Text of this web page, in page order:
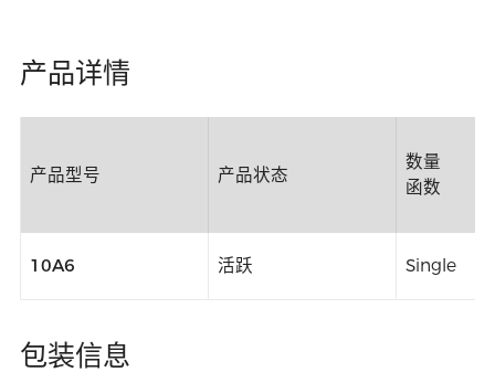
产品详情
产品型号 产品状态
数量
函数
10A6 活跃 Single
包装信息